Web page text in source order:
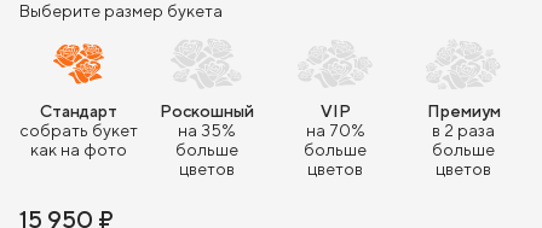
Выберите размер букета
Стандарт
собрать букет
как на фото
Роскошный
на 35%
больше
цветов
VIP
на 70%
больше
цветов
Премиум
в 2 раза
больше
цветов
15 950 ₽